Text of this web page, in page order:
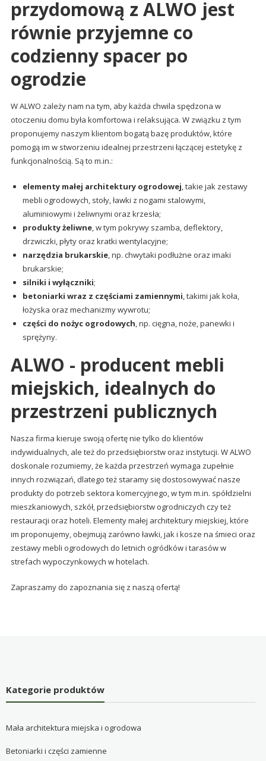
przydomową z ALWO jest
równie przyjemne co
codzienny spacer po
ogrodzie
W ALWO zależy nam na tym, aby każda chwila spędzona w
otoczeniu domu była komfortowa i relaksująca. W związku z tym
proponujemy naszym klientom bogatą bazę produktów, które
pomogą im w stworzeniu idealnej przestrzeni łączącej estetykę z
funkcjonalnością. Są to m.in.:
elementy małej architektury ogrodowej , takie jak zestawy
mebli ogrodowych, stoły, ławki z nogami stalowymi,
aluminiowymi i żeliwnymi oraz krzesła;
produkty żeliwne, w tym pokrywy szamba, deflektory,
drzwiczki, płyty oraz kratki wentylacyjne;
narzędzia brukarskie, np. chwytaki podłużne oraz imaki
brukarskie;
silniki i wyłączniki;
betoniarki wraz z częściami zamiennymi , takimi jak koła,
łożyska oraz mechanizmy wywrotu;
części do nożyc ogrodowych , np. cięgna, noże, panewki i
sprężyny.
ALWO - producent mebli
miejskich, idealnych do
przestrzeni publicznych
Nasza firma kieruje swoją ofertę nie tylko do klientów
indywidualnych, ale też do przedsiębiorstw oraz instytucji. W ALWO
doskonale rozumiemy, że każda przestrzeń wymaga zupełnie
innych rozwiązań, dlatego też staramy się dostosowywać nasze
produkty do potrzeb sektora komercyjnego, w tym m.in. spółdzielni
mieszkaniowych, szkół, przedsiębiorstw ogrodniczych czy też
restauracji oraz hoteli. Elementy małej architektury miejskiej, które
im proponujemy, obejmują zarówno ławki, jak i kosze na śmieci oraz
zestawy mebli ogrodowych do letnich ogródków i tarasów w
strefach wypoczynkowych w hotelach.
Zapraszamy do zapoznania się z naszą ofertą!
Kategorie produktów
Mała architektura miejska i ogrodowa
Betoniarki i części zamienne